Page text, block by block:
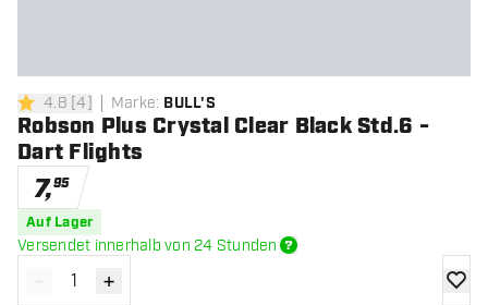
4.8 Bewertungssterne
4.8 [4] Marke: BULL'S
Robson Plus Crystal Clear Black Std.6 -
Dart Flights
7,95
Auf Lager
Versendet innerhalb von 24 Stunden
Menge verringern
- Menge erhöhen
+ Zur